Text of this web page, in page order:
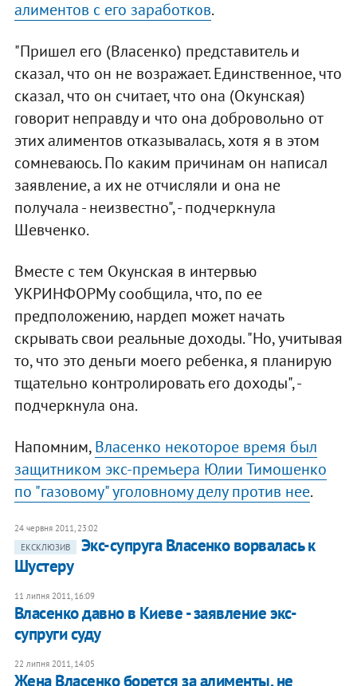
алиментов с его заработков.
"Пришел его (Власенко) представитель и
сказал, что он не возражает. Единственное, что
сказал, что он считает, что она (Окунская)
говорит неправду и что она добровольно от
этих алиментов отказывалась, хотя я в этом
сомневаюсь. По каким причинам он написал
заявление, а их не отчисляли и она не
получала - неизвестно", - подчеркнула
Шевченко.
Вместе с тем Окунская в интервью
УКРИНФОРМу сообщила, что, по ее
предположению, нардеп может начать
скрывать свои реальные доходы. "Но, учитывая
то, что это деньги моего ребенка, я планирую
тщательно контролировать его доходы", -
подчеркнула она.
Напомним,Власенко некоторое время был
защитником экс-премьера Юлии Тимошенко
по "газовому" уголовному делу против нее.
24 червня 2011, 23:02
ЕКСКЛЮЗИВ
Экс-супруга Власенко ворвалась к
Шустеру
11 липня 2011, 16:09
Власенко давно в Киеве - заявление экс-
супруги суду
22 липня 2011, 14:05
Жена Власенко борется за алименты, не